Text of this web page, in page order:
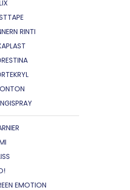
RINTI
EMOTION